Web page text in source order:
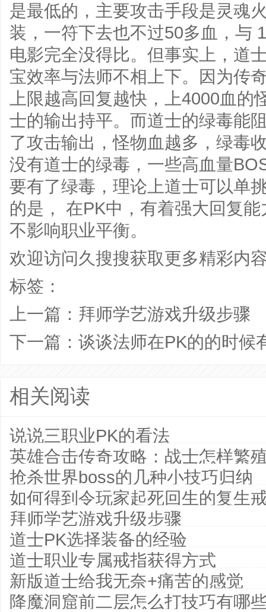
是最低的，主要攻击手段是灵魂
装，一符下去也不过50多血，与
电影完全没得比。但事实上，道
宝效率与法师不相上下。因为传
上限越高回复越快，上4000血
士的输出持平。而道士的绿毒能
了攻击输出，怪物血越多，绿毒
没有道士的绿毒，一些高血量
要有了绿毒，理论上道士可以单
的是， 在PK中，有着强大回复
不影响职业平衡。
欢迎访问久搜搜获取更多精彩内
标签：
上一篇： 拜师学艺游戏升级步骤
下一篇： 谈谈法师在PK的的时候
相关阅读
说说三职业PK的看法
英雄合击传奇攻略：战士怎样繁
抢杀世界boss的几种小技巧归纳
如何得到令玩家起死回生的复生
拜师学艺游戏升级步骤
道士PK选择装备的经验
道士职业专属戒指获得方式
新版道士给我无奈+痛苦的感觉
降魔洞窟前二层怎么打技巧有哪